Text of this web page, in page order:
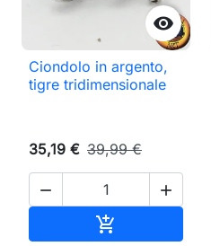

Ciondolo in argento,
tigre tridimensionale
35,19 € 39,99 €
 
